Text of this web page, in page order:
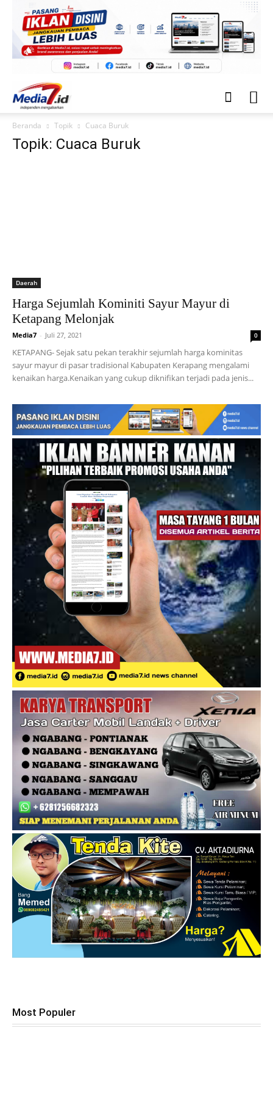
Beranda Topik Cuaca Buruk
Topik: Cuaca Buruk
Daerah
Harga Sejumlah Kominiti Sayur Mayur di
Ketapang Melonjak
Media7 - Juli 27, 2021 0
KETAPANG- Sejak satu pekan terakhir sejumlah harga kominitas
sayur mayur di pasar tradisional Kabupaten Kerapang mengalami
kenaikan harga.Kenaikan yang cukup diknifikan terjadi pada jenis...
Most Populer